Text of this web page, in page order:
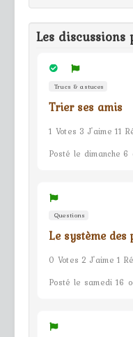
Les discussions
Trucs & astuces
Trier ses amis
1 Votes 3 J'aime 11
Posté le dimanche 6
Questions
Le système des
0 Votes 2 J'aime 1
Posté le samedi 16